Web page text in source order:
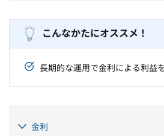
こんなかたにオススメ！
長期的な運用で金利による利益
金利